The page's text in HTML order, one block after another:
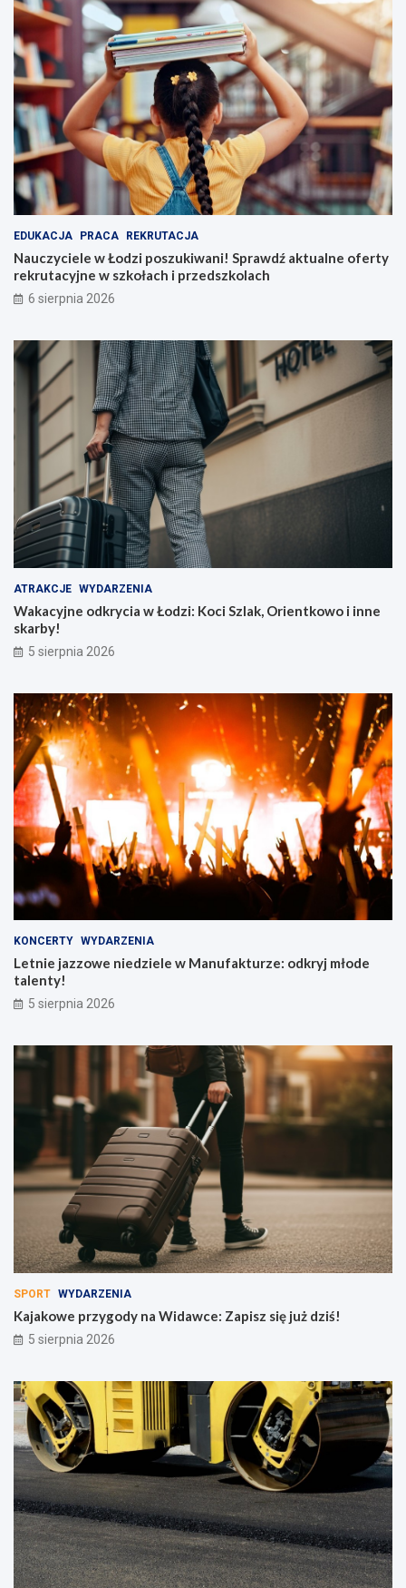
EDUKACJA PRACA REKRUTACJA
Nauczyciele w Łodzi poszukiwani! Sprawdź aktualne oferty
rekrutacyjne w szkołach i przedszkolach
6 sierpnia 2026
ATRAKCJE WYDARZENIA
Wakacyjne odkrycia w Łodzi: Koci Szlak, Orientkowo i inne
skarby!
5 sierpnia 2026
KONCERTY WYDARZENIA
Letnie jazzowe niedziele w Manufakturze: odkryj młode
talenty!
5 sierpnia 2026
SPORT WYDARZENIA
Kajakowe przygody na Widawce: Zapisz się już dziś!
5 sierpnia 2026